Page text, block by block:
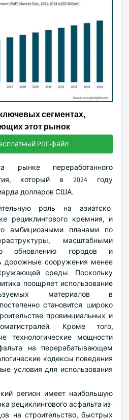
сегментах,
этот рынок
PDF-файл
рынке переработанного
который в 2024 году
долларов США.
роль на азиатско-
рециклингового кремния, и
амбициозными планами по
масштабными
обновлению городов и
дорожные сооружения менее
среды. Поскольку
поощряет использование
материалов в
становится широко
провинциальных и
Кроме того,
технологические мощности
на перерабатывающем
кодексы поведения
условия для использования
регион имеет наибольшую
рециклингового асфальта из-
на строительство, быстрых